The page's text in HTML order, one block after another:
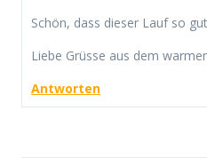
Schön, dass dieser Lauf so
Liebe Grüsse aus dem
Antworten